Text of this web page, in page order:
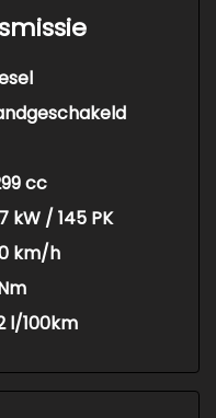
cc
kW / 145 PK
km/h
l/100km